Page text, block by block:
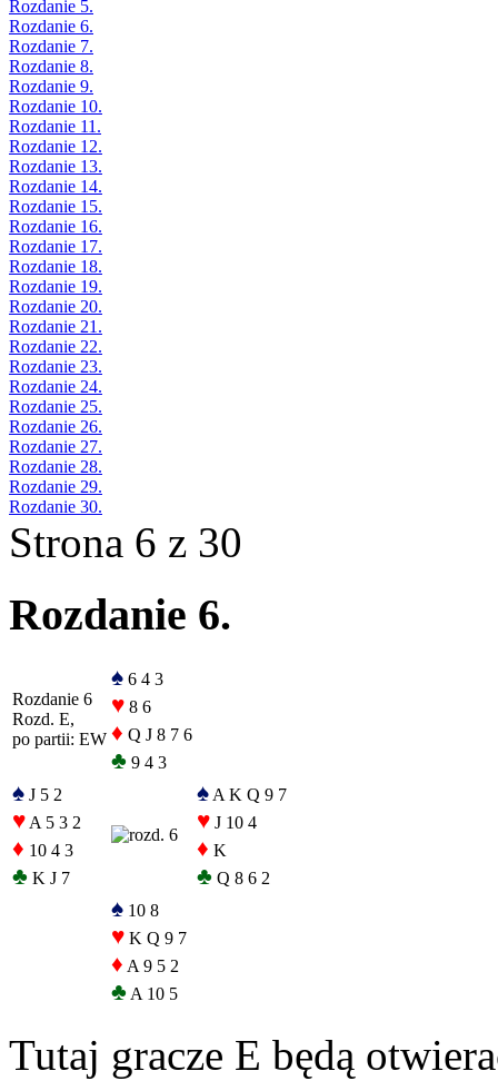
Rozdanie 5.
Rozdanie 6.
Rozdanie 7.
Rozdanie 8.
Rozdanie 9.
Rozdanie 10.
Rozdanie 11.
Rozdanie 12.
Rozdanie 13.
Rozdanie 14.
Rozdanie 15.
Rozdanie 16.
Rozdanie 17.
Rozdanie 18.
Rozdanie 19.
Rozdanie 20.
Rozdanie 21.
Rozdanie 22.
Rozdanie 23.
Rozdanie 24.
Rozdanie 25.
Rozdanie 26.
Rozdanie 27.
Rozdanie 28.
Rozdanie 29.
Rozdanie 30.
Strona 6 z 30
Rozdanie 6.
Rozdanie 6
Rozd. E,
po partii: EW
♠ 6 4 3
♥ 8 6
♦ Q J 8 7 6
♣ 9 4 3
♠ J 5 2
♥ A 5 3 2
♦ 10 4 3
♣ K J 7
♠ A K Q 9 7
♥ J 10 4
♦ K
♣ Q 8 6 2
♠ 10 8
♥ K Q 9 7
♦ A 9 5 2
♣ A 10 5
Tutaj gracze E będą